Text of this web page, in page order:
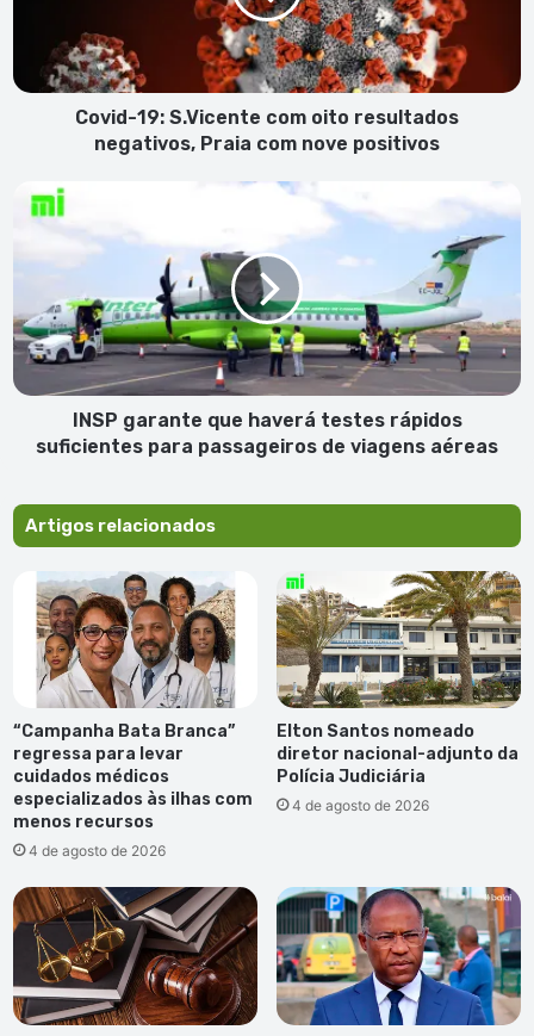
negativos,
com
Covid-19: S.Vicente com oito resultados
negativos, Praia com nove positivos
INSP
garante
haverá
rápidos
suficientes
para
passageiros
viagens
INSP garante que haverá testes rápidos
suficientes para passageiros de viagens aéreas
Artigos relacionados
“Campanha Bata Branca”
regressa para levar
cuidados médicos
especializados às ilhas com
menos recursos
4 de agosto de 2026
Elton Santos nomeado
diretor nacional-adjunto da
Polícia Judiciária
4 de agosto de 2026